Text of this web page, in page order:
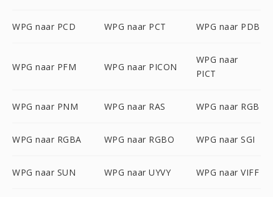
WPG naar PCD WPG naar PCT WPG naar PDB
WPG naar PFM WPG naar PICON
WPG naar
PICT
WPG naar PNM WPG naar RAS WPG naar RGB
WPG naar RGBA WPG naar RGBO WPG naar SGI
WPG naar SUN WPG naar UYVY WPG naar VIFF